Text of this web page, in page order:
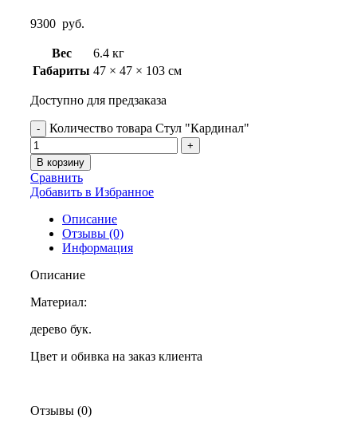
9300 руб.
Вес
6.4 кг
Габариты 47 × 47 × 103 см
Доступно для предзаказа
Количество товара Стул "Кардинал"
В корзину
Сравнить
Добавить в Избранное
Описание
Отзывы (0)
Информация
Описание
Материал:
дерево бук.
Цвет и обивка на заказ клиента
Отзывы (0)